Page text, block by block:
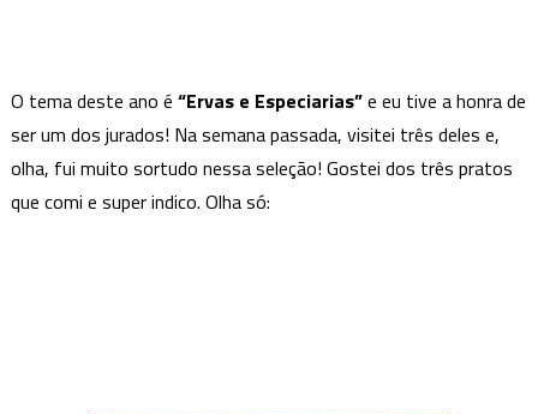
O tema deste ano é “Ervas e Especiarias”e eu tive a honra de
ser um dos jurados! Na semana passada, visitei três deles e,
olha, fui muito sortudo nessa seleção! Gostei dos três pratos
que comi e super indico. Olha só: